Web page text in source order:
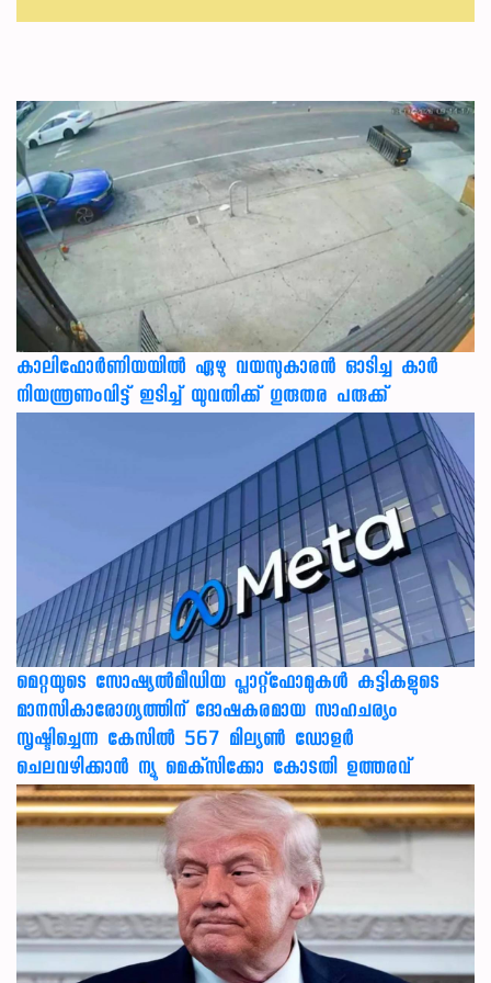
കാലിഫോര്‍ണിയയില്‍ ഏഴു വയസുകാരന്‍ ഓടിച്ച കാര്‍
നിയന്ത്രണംവിട്ട് ഇടിച്ച് യുവതിക്ക് ഗുരുതര പരുക്ക്
മെറ്റയുടെ സോഷ്യല്‍മീഡിയ പ്ലാറ്റ്‌ഫോമുകള്‍ കുട്ടികളുടെ
മാനസികാരോഗ്യത്തിന് ദോഷകരമായ സാഹചര്യം
സൃഷ്ടിച്ചെന്ന കേസില്‍ 567 മില്യണ്‍ ഡോളര്‍
ചെലവഴിക്കാന്‍ ന്യൂ മെക്‌സിക്കോ കോടതി ഉത്തരവ്